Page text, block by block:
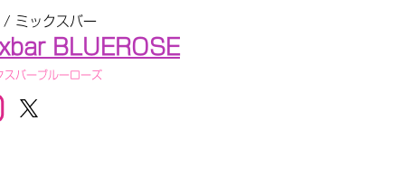
/ ミックスバー
BLUEROSE
スバーブルーローズ